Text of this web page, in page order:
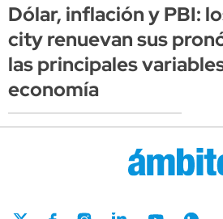
Dólar, inflación y PBI:
city renuevan sus
las principales
economía